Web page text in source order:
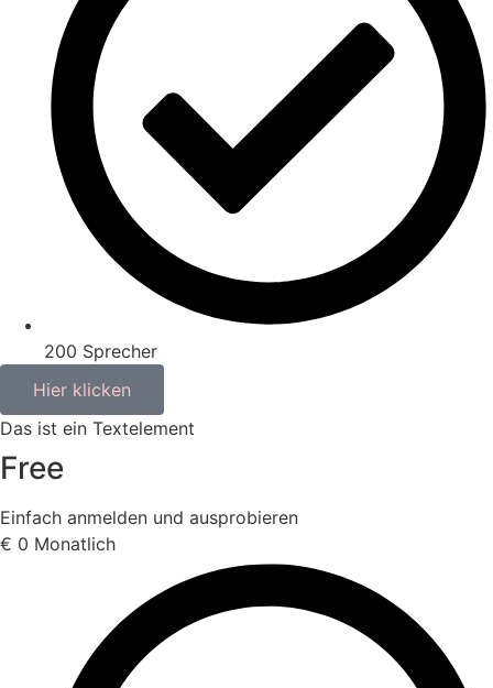
200 Sprecher
Hier klicken
Das ist ein Textelement
Free
Einfach anmelden und ausprobieren
€ 0 Monatlich